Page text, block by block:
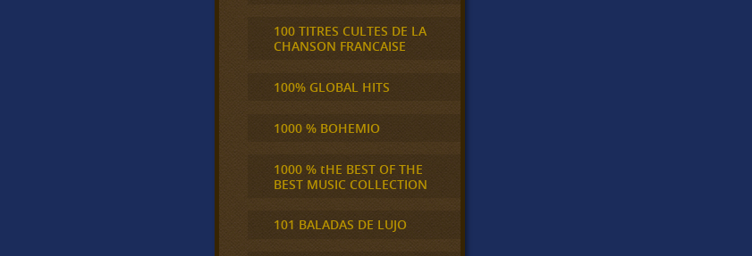
100 TITRES CULTES DE LA
CHANSON FRANCAISE
100% GLOBAL HITS
1000 % BOHEMIO
1000 % tHE BEST OF THE
BEST MUSIC COLLECTION
101 BALADAS DE LUJO